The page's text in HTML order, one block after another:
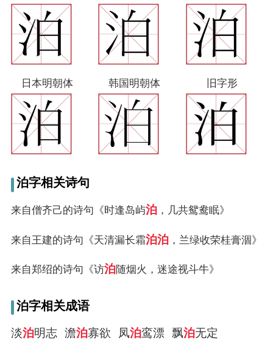
日本明朝体 韩国明朝体 旧字形
泊字相关诗句
来自僧齐己的诗句《时逢岛屿泊 ，几共鸳鸯眠》
来自王建的诗句《天清漏长霜泊泊，兰绿收荣桂膏涸》
来自郑绍的诗句《访泊随烟火，迷途视斗牛》
泊字相关成语
淡泊明志 澹泊寡欲 凤泊鸾漂 飘泊无定